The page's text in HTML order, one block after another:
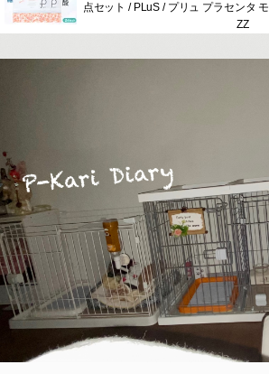
点セット / PLuS / プリュ プラセンタ
ZZ